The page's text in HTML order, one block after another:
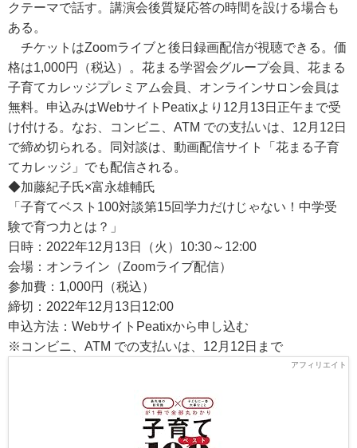
クテーマで話す。講演会後質疑応答の時間を設ける場合も
ある。
チケットはZoomライブと後日録画配信が視聴できる。価
格は1,000円（税込）。花まる学習会グループ会員、花まる
子育てカレッジプレミアム会員、オンラインサロン会員は
無料。申込みはWebサイトPeatixより12月13日正午まで受
け付ける。なお、コンビニ、ATM での支払いは、12月12日
で締め切られる。同対談は、動画配信サイト「花まる子育
てカレッジ」でも配信される。
◆加藤紀子氏×富永雄輔氏
「子育てベスト100対談第15回学力だけじゃない！中学受
験で育つ力とは？」
日時：2022年12月13日（火）10:30～12:00
会場：オンライン（Zoomライブ配信）
参加費：1,000円（税込）
締切：2022年12月13日12:00
申込方法：WebサイトPeatixから申し込む
※コンビニ、ATM での支払いは、12月12日まで